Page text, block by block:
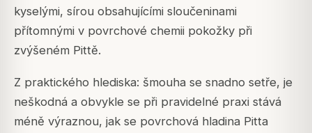
kyselými, sírou obsahujícími sloučeninami
přítomnými v povrchové chemii pokožky při
zvýšeném Pittě.
Z praktického hlediska: šmouha se snadno setře, je
neškodná a obvykle se při pravidelné praxi stává
méně výraznou, jak se povrchová hladina Pitta